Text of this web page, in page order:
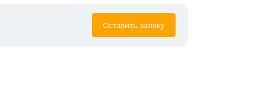
Оставить заявку